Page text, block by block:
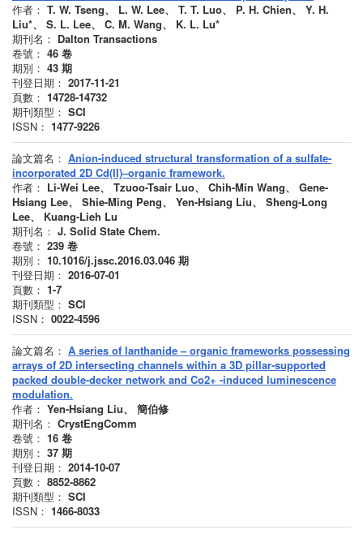
作者： T. W. Tseng、 L. W. Lee、 T. T. Luo、 P. H. Chien、 Y. H.
Liu*、 S. L. Lee、 C. M. Wang、 K. L. Lu*
期刊名： Dalton Transactions
卷號： 46 卷
期別： 43 期
刊登日期： 2017-11-21
頁數： 14728-14732
期刊類型： SCI
ISSN： 1477-9226
論文篇名： Anion-induced structural transformation of a sulfate-
incorporated 2D Cd(II)–organic framework.
作者： Li-Wei Lee、 Tzuoo-Tsair Luo、 Chih-Min Wang、 Gene-
Hsiang Lee、 Shie-Ming Peng、 Yen-Hsiang Liu、 Sheng-Long
Lee、 Kuang-Lieh Lu
期刊名： J. Solid State Chem.
卷號： 239 卷
期別： 10.1016/j.jssc.2016.03.046 期
刊登日期： 2016-07-01
頁數： 1-7
期刊類型： SCI
ISSN： 0022-4596
論文篇名： A series of lanthanide – organic frameworks possessing
arrays of 2D intersecting channels within a 3D pillar-supported
packed double-decker network and Co2+ -induced luminescence
modulation.
作者： Yen-Hsiang Liu、 簡伯修
期刊名： CrystEngComm
卷號： 16 卷
期別： 37 期
刊登日期： 2014-10-07
頁數： 8852-8862
期刊類型： SCI
ISSN： 1466-8033